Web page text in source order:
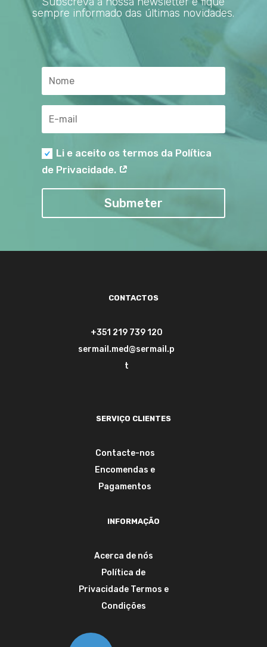
sempre informado das últimas novidades.
‎‎
Li e aceito os termos da Política
de Privacidade.
Submeter
CONTACTOS
+351 219 739 120
sermail.med@sermail.p
t
SERVIÇO CLIENTES
Contacte-nos
Encomendas e
Pagamentos
INFORMAÇÃO
Acerca de nós
Política de
Privacidade Termos e
Condições